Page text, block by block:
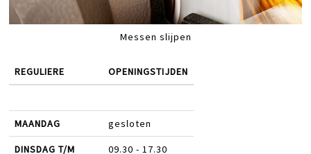
Messen slijpen
REGULIERE OPENINGSTIJDEN
MAANDAG gesloten
DINSDAG T/M
09.30 - 17.30